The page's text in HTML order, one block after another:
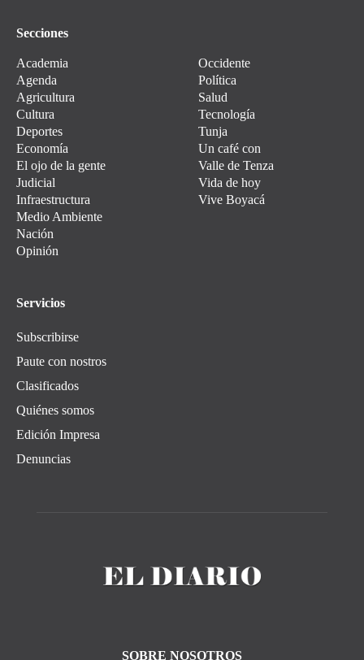
Secciones
Academia
Agenda
Agricultura
Cultura
Deportes
Economía
El ojo de la gente
Judicial
Infraestructura
Medio Ambiente
Nación
Opinión
Occidente
Política
Salud
Tecnología
Tunja
Un café con
Valle de Tenza
Vida de hoy
Vive Boyacá
Servicios
Subscribirse
Paute con nostros
Clasificados
Quiénes somos
Edición Impresa
Denuncias
SOBRE NOSOTROS